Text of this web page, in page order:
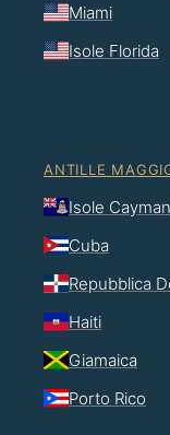
Miami
Isole Florida
ANTILLE
Isole Cayman
Cuba
Repubblica
Haiti
Giamaica
Porto Rico